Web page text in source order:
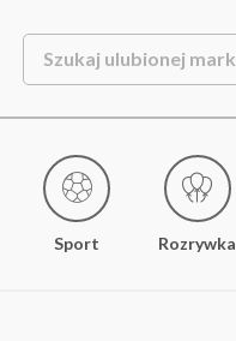
Sport Rozrywka